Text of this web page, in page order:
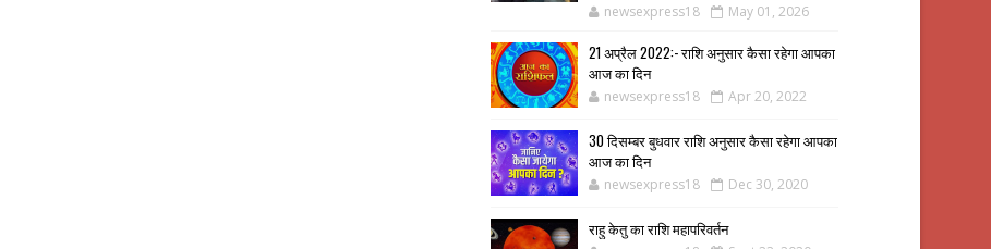
newsexpress18 May 01, 2026
21 अप्रैल 2022:- राशि अनुसार कैसा रहेगा आपका
आज का दिन
newsexpress18 Apr 20, 2022
30 दिसम्बर बुधवार राशि अनुसार कैसा रहेगा आपका
आज का दिन
newsexpress18 Dec 30, 2020
राहु केतु का राशि महापरिवर्तन